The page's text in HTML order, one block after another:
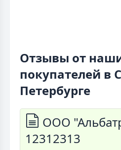
Отзывы от
покупателей в
Петербурге
ООО
12312313